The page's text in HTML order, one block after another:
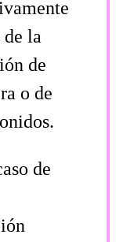
de la
de
o de
de